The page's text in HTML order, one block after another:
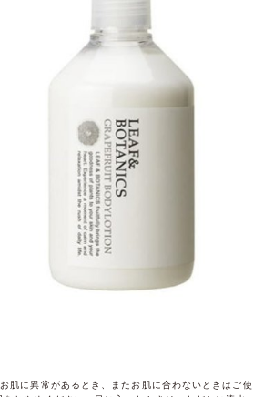
(溶媒)、プロパンジオール(保湿、防腐)、グリセリン(保
)、スクワラン(エモリエント)、トリ（カプリル酸/カプ
ン酸）グリセリル(エモリエント)、ステアリン酸スクロ
ス(乳化)、ステアリン酸グリセリル(乳化)、シア脂(エモ
エント)、グレープフルーツ果皮油(賦香)、ビワ葉エキ
(肌を整える)、パルミチン酸イソプロピル(エモリエン
)、ベヘニルアルコール(エモリエント)、トレハロース
保湿)、カルナウバロウ(エモリエント)、エチルヘキシル
リセリン(保湿、防腐)、ステアリン酸PG(乳化)、ステ
肌に異常があるとき、またお肌に合わないときはご使